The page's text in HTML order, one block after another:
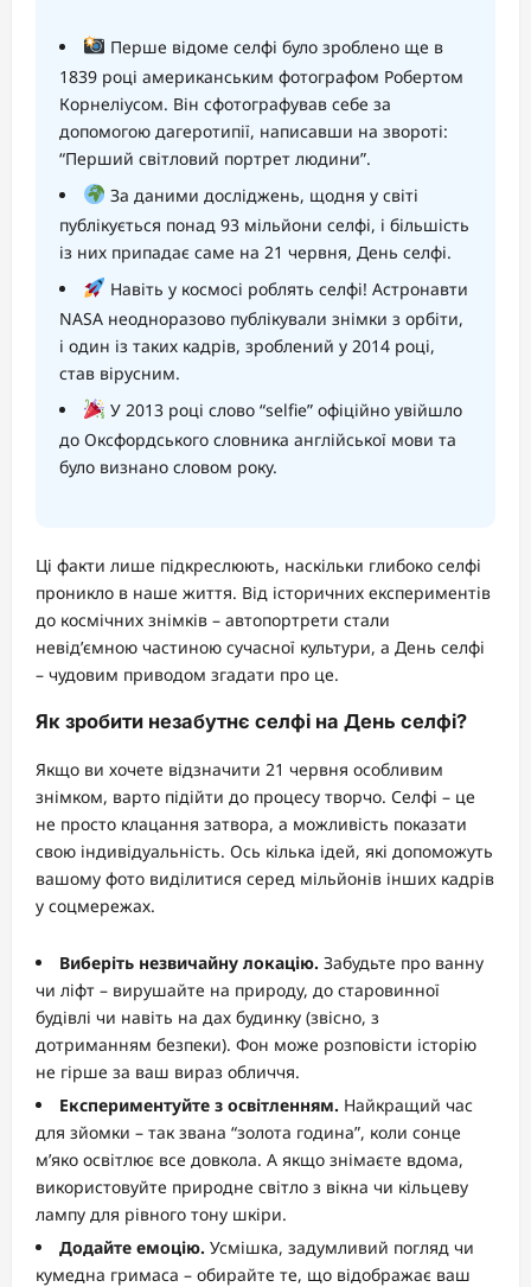
Перше відоме селфі було зроблено ще в
1839 році американським фотографом Робертом
Корнеліусом. Він сфотографував себе за
допомогою дагеротипії, написавши на звороті:
“Перший світловий портрет людини”.
За даними досліджень, щодня у світі
публікується понад 93 мільйони селфі, і більшість
із них припадає саме на 21 червня, День селфі.
Навіть у космосі роблять селфі! Астронавти
NASA неодноразово публікували знімки з орбіти,
і один із таких кадрів, зроблений у 2014 році,
став вірусним.
У 2013 році слово “selfie” офіційно увійшло
до Оксфордського словника англійської мови та
було визнано словом року.
Ці факти лише підкреслюють, наскільки глибоко селфі
проникло в наше життя. Від історичних експериментів
до космічних знімків – автопортрети стали
невід’ємною частиною сучасної культури, а День селфі
– чудовим приводом згадати про це.
Як зробити незабутнє селфі на День селфі?
Якщо ви хочете відзначити 21 червня особливим
знімком, варто підійти до процесу творчо. Селфі – це
не просто клацання затвора, а можливість показати
свою індивідуальність. Ось кілька ідей, які допоможуть
вашому фото виділитися серед мільйонів інших кадрів
у соцмережах.
Виберіть незвичайну локацію. Забудьте про ванну
чи ліфт – вирушайте на природу, до старовинної
будівлі чи навіть на дах будинку (звісно, з
дотриманням безпеки). Фон може розповісти історію
не гірше за ваш вираз обличчя.
Експериментуйте з освітленням. Найкращий час
для зйомки – так звана “золота година”, коли сонце
м’яко освітлює все довкола. А якщо знімаєте вдома,
використовуйте природне світло з вікна чи кільцеву
лампу для рівного тону шкіри.
Додайте емоцію. Усмішка, задумливий погляд чи
кумедна гримаса – обирайте те, що відображає ваш